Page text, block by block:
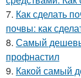
7. Как сделать
почвы: как
8. Самый
профнастил
9. Какой самый